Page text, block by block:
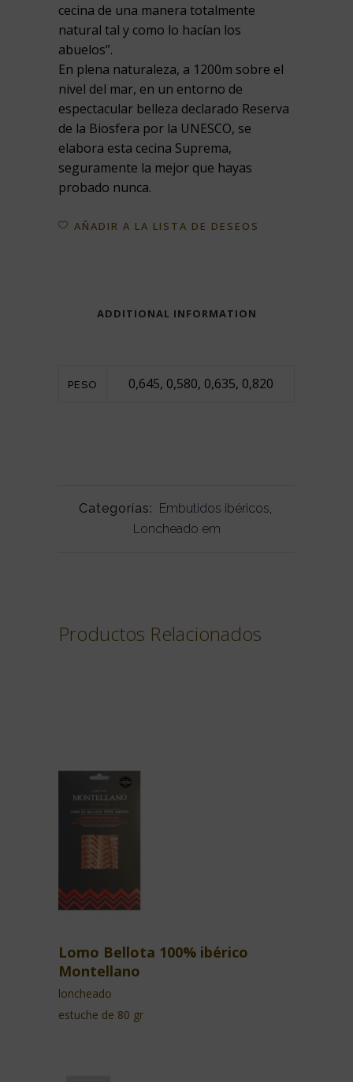
cecina de una manera totalmente
natural tal y como lo hacían los
abuelos”.
En plena naturaleza, a 1200m sobre el
nivel del mar, en un entorno de
espectacular belleza declarado Reserva
de la Biosfera por la UNESCO, se
elabora esta cecina Suprema,
seguramente la mejor que hayas
probado nunca.
AÑADIR A LA LISTA DE DESEOS
ADDITIONAL INFORMATION
PESO 0,645, 0,580, 0,635, 0,820
Categorías: Embutidos ibéricos,
Loncheado em
Productos Relacionados
Lomo Bellota 100% ibérico
Montellano
loncheado
estuche de 80 gr